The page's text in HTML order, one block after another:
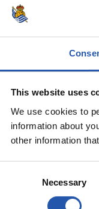
This website uses
We use cookies to
information about
other information
Necessary